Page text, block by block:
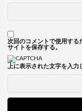
次回のコメントで使用する
サイトを保存する。
上に表示された文字を入力